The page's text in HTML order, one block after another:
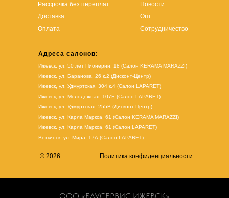
Рассрочка без переплат
Доставка
Оплата
Новости
Опт
Сотрудничество
Адреса салонов:
Ижевск, ул. 50 лет Пионерии, 18 (Салон KERAMA MARAZZI)
Ижевск, ул. Баранова, 26 к.2 (Дисконт-Центр)
Ижевск, ул. Удмуртская, 304 к.4 (Салон LAPARET)
Ижевск, ул. Молодежная, 107Б (Салон LAPARET)
Ижевск, ул. Удмуртская, 255В (Дисконт-Центр)
Ижевск, ул. Карла Маркса, 61 (Салон KERAMA MARAZZI)
Ижевск, ул. Карла Маркса, 61 (Салон LAPARET)
Воткинск, ул. Мира, 17А (Салон LAPARET)
© 2026 Политика конфиденциальности